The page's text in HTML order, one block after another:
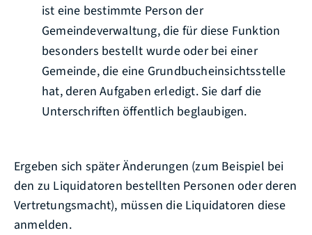
ist eine bestimmte Person der
Gemeindeverwaltung, die für diese Funktion
besonders bestellt wurde oder bei einer
Gemeinde, die eine Grundbucheinsichtsstelle
hat, deren Aufgaben erledigt. Sie darf die
Unterschriften öffentlich beglaubigen.
Ergeben sich später Änderungen (zum Beispiel bei
den zu Liquidatoren bestellten Personen oder deren
Vertretungsmacht), müssen die Liquidatoren diese
anmelden.